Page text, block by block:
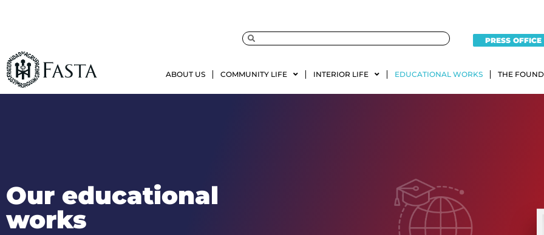
PRESS OFFICE
ABOUT US COMMUNITY LIFE INTERIOR LIFE EDUCATIONAL WORKS THE
Our educational
works